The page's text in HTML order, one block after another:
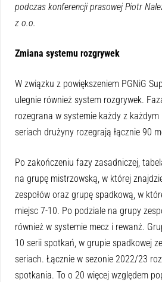
podczas konferencji prasowej Piotr
z o.o.
Zmiana systemu rozgrywek
W związku z powiększeniem PGNiG
ulegnie również system rozgrywek.
rozegrana w systemie każdy z
seriach drużyny rozegrają łącznie 90
Po zakończeniu fazy zasadniczej,
na grupę mistrzowską, w której
zespołów oraz grupę spadkową, w
miejsc 7-10. Po podziale na grupy
również w systemie mecz i rewanż.
10 serii spotkań, w grupie spadkowej
seriach. Łącznie w sezonie 2022/23
spotkania. To o 20 więcej względem